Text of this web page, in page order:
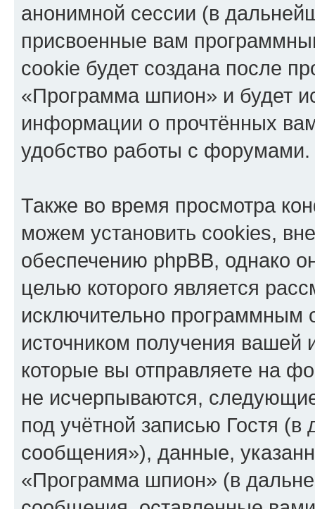
анонимной сессии (в
присвоенные вам
cookie будет создана после
«Программа шпион» и будет
информации о прочтённых
удобство работы с форумами.
Также во время просмотра
можем установить cookies,
обеспечению phpBB, однако
целью которого является
исключительно программным
источником получения
которые вы отправляете на
не исчерпываются,
под учётной записью Гостя
сообщения»), данные,
«Программа шпион» (в